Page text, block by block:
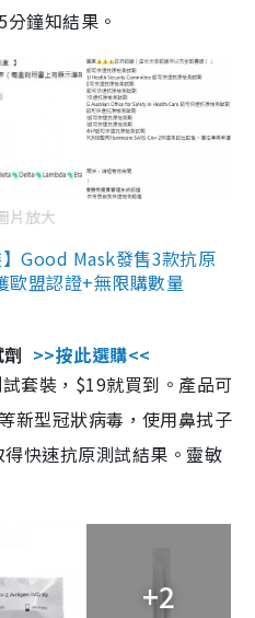
鐘知結果。
片放大
Good Mask發售3款抗原
歐盟認證+無限購數量
>>按此選購<<
套裝，$19就買到。產品可
新型冠狀病毒，使用鼻拭子
快速抗原測試結果。靈敏
+2